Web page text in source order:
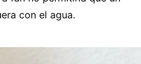
con el agua.